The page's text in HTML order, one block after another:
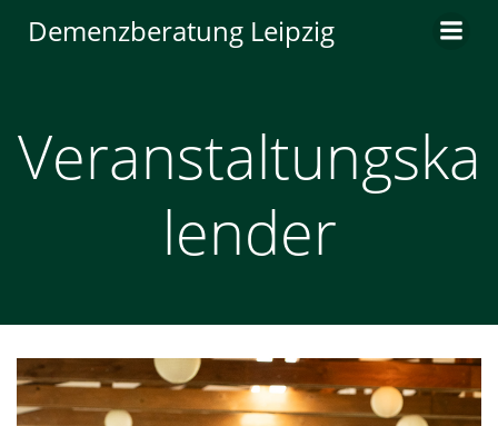
Inhalt
Demenzberatung Leipzig
Veranstaltungska
lender